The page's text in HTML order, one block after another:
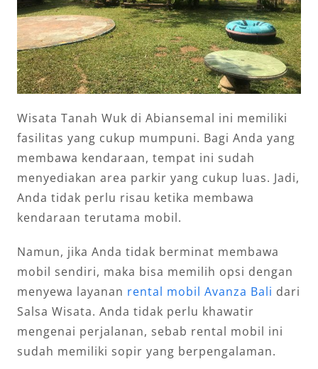
Wisata Tanah Wuk di Abiansemal ini memiliki
fasilitas yang cukup mumpuni. Bagi Anda yang
membawa kendaraan, tempat ini sudah
menyediakan area parkir yang cukup luas. Jadi,
Anda tidak perlu risau ketika membawa
kendaraan terutama mobil.
Namun, jika Anda tidak berminat membawa
mobil sendiri, maka bisa memilih opsi dengan
menyewa layanan rental mobil Avanza Bali dari
Salsa Wisata. Anda tidak perlu khawatir
mengenai perjalanan, sebab rental mobil ini
sudah memiliki sopir yang berpengalaman.